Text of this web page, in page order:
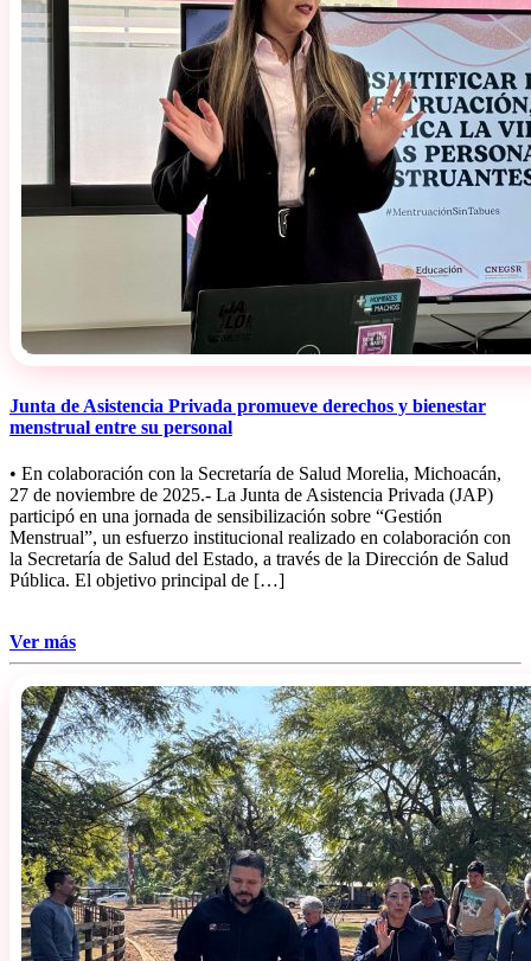
Junta de Asistencia Privada promueve derechos y bienestar
menstrual entre su personal
• En colaboración con la Secretaría de Salud Morelia, Michoacán,
27 de noviembre de 2025.- La Junta de Asistencia Privada (JAP)
participó en una jornada de sensibilización sobre “Gestión
Menstrual”, un esfuerzo institucional realizado en colaboración con
la Secretaría de Salud del Estado, a través de la Dirección de Salud
Pública. El objetivo principal de […]
Ver más